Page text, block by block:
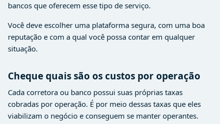
bancos que oferecem esse tipo de serviço.
Você deve escolher uma plataforma segura, com uma boa
reputação e com a qual você possa contar em qualquer
situação.
Cheque quais são os custos por operação
Cada corretora ou banco possui suas próprias taxas
cobradas por operação. É por meio dessas taxas que eles
viabilizam o negócio e conseguem se manter operantes.